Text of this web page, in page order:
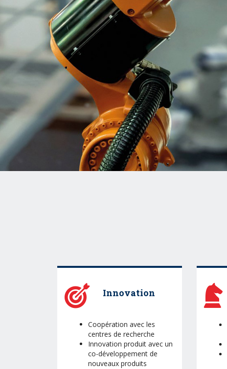
Innovation
Coopération avec les
centres de recherche
Innovation produit avec un
co-développement de
nouveaux produits